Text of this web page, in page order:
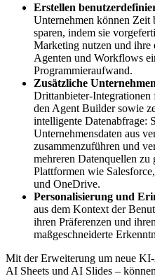
Erstellen
Unternehmen können Zeit
sparen, indem sie
Marketing nutzen und ihre
Agenten und Workflows
Programmieraufwand.
Zusätzliche
Drittanbieter-
den Agent Builder sowie
intelligente Datenabfrage:
Unternehmensdaten aus
zusammenzuführen und
mehreren Datenquellen
Plattformen wie
und OneDrive.
Personalisierung und
aus dem Kontext der
ihren Präferenzen und
maßgeschneiderte
Mit der Erweiterung um neue
AI Sheets und AI Slides –